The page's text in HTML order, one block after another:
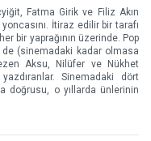
Fatma Girik ve Filiz Akın
İtiraz edilir bir tarafı
bir yaprağının üzerinde. Pop
(sinemadaki kadar olmasa
Aksu, Nilüfer ve Nükhet
Sinemadaki dört
doğrusu, o yıllarda ünlerinin